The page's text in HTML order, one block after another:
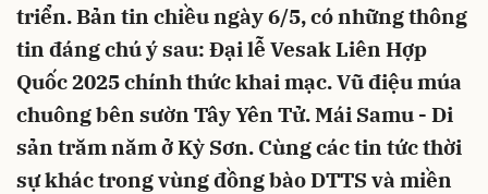
triển. Bản tin chiều ngày 6/5, có những thông
tin đáng chú ý sau: Đại lễ Vesak Liên Hợp
Quốc 2025 chính thức khai mạc. Vũ điệu múa
chuông bên sườn Tây Yên Tử. Mái Samu - Di
sản trăm năm ở Kỳ Sơn. Cùng các tin tức thời
sự khác trong vùng đồng bào DTTS và miền